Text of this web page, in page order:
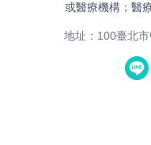
或醫療機構；醫
地址：100臺北